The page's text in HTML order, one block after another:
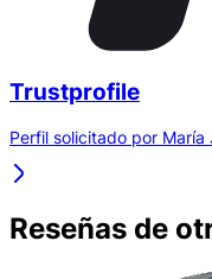
Trustprofile
Perfil solicitado por
Reseñas de